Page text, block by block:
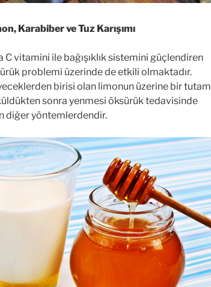
Karabiber ve Tuz Karışımı
vitamini ile bağışıklık sistemini güçlendiren
problemi üzerinde de etkili olmaktadır.
birisi olan limonun üzerine bir tutam
sonra yenmesi öksürük tedavisinde
diğer yöntemlerdendir.